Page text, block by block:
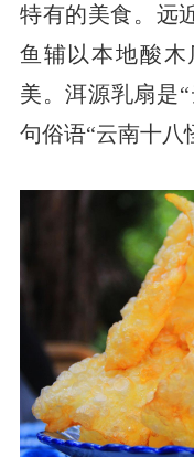
特有的美食。远
鱼辅以本地酸
美。洱源乳扇是
句俗语“云南十八